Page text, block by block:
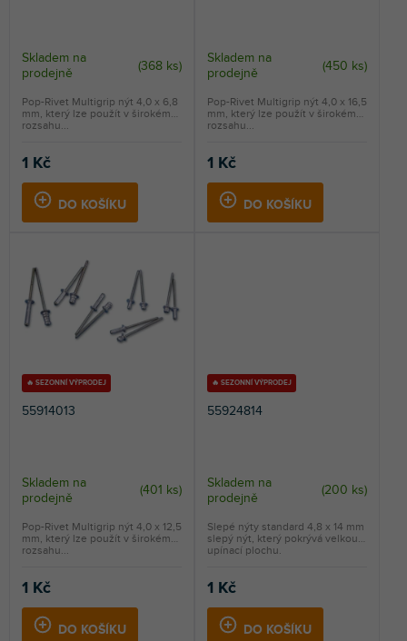
Skladem na
prodejně
(368 ks)
1 Kč
DO KOŠÍKU
Pop-Rivet Multigrip nýt 4,0 x 6,8
mm, který lze použít v širokém
rozsahu...
Skladem na
prodejně
(450 ks)
1 Kč
DO KOŠÍKU
Pop-Rivet Multigrip nýt 4,0 x 16,5
mm, který lze použít v širokém
rozsahu...
🔥 SEZONNÍ VÝPRODEJ
55914013
Skladem na
prodejně
(401 ks)
1 Kč
DO KOŠÍKU
Pop-Rivet Multigrip nýt 4,0 x 12,5
mm, který lze použít v širokém
rozsahu...
🔥 SEZONNÍ VÝPRODEJ
55924814
Skladem na
prodejně
(200 ks)
1 Kč
DO KOŠÍKU
Slepé nýty standard 4,8 x 14 mm
slepý nýt, který pokrývá velkou
upínací plochu.